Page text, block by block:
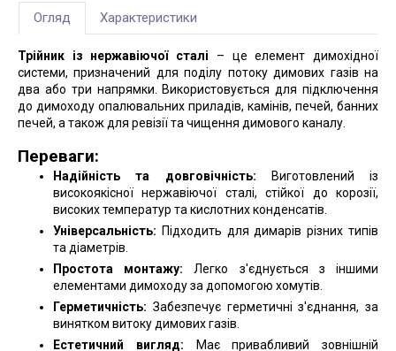
Огляд Характеристики
Трійник із нержавіючої сталі – це елемент димохідної
системи, призначений для поділу потоку димових газів на
два або три напрямки. Використовується для підключення
до димоходу опалювальних приладів, камінів, печей, банних
печей, а також для ревізії та чищення димового каналу.
Переваги:
Надійність та довговічність: Виготовлений із
високоякісної нержавіючої сталі, стійкої до корозії,
високих температур та кислотних конденсатів.
Універсальність: Підходить для димарів різних типів
та діаметрів.
Простота монтажу: Легко з'єднується з іншими
елементами димоходу за допомогою хомутів.
Герметичність: Забезпечує герметичні з'єднання, за
винятком витоку димових газів.
Естетичний вигляд: Має привабливий зовнішній